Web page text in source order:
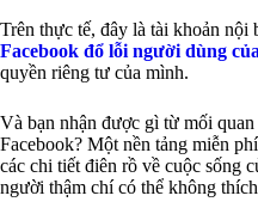
Trên thực tế, đây là tài khoản nội
Facebook đổ lỗi người dùng
quyền riêng tư của mình.
Và bạn nhận được gì từ mối quan
Facebook? Một nền tảng miễn
các chi tiết điên rồ về cuộc sống
người thậm chí có thể không